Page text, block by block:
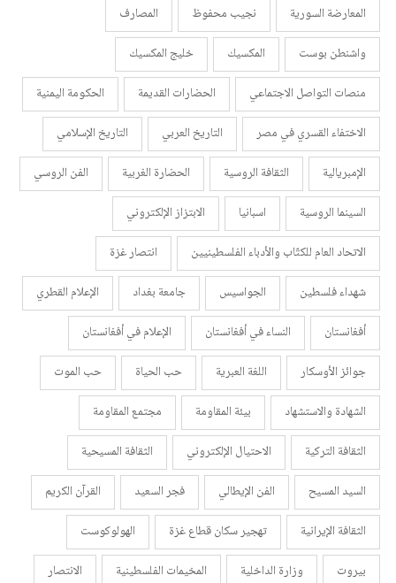
المعارضة السورية
نجيب محفوظ
المصارف
واشنطن بوست
المكسيك
خليج المكسيك
منصات التواصل الاجتماعي
الحضارات القديمة
الحكومة اليمنية
الاختفاء القسري في مصر
التاريخ العربي
التاريخ الإسلامي
الإمبريالية
الثقافة الروسية الحضارة الغربية
الفن الروسي
السينما الروسية
اسبانيا
الابتزاز الإلكتروني
الاتحاد العام للكتّاب والأدباء الفلسطينيين
انتصار غزة
شهداء فلسطين
الجواسيس جامعة بغداد
الإعلام القطري
أفغانستان
النساء في أفغانستان
الإعلام في أفغانستان
جوائز الأوسكار
اللغة العبرية حب الحياة
حب الموت
الشهادة والاستشهاد
بيئة المقاومة
مجتمع المقاومة
الثقافة التركية
الاحتيال الإلكتروني
الثقافة المسيحية
السيد المسيح
الفن الإيطالي فجر السعيد
القرآن الكريم
الثقافة الإيرانية
تهجير سكان قطاع غزة
الهولوكوست
بيروت
وزارة الداخلية المخيمات الفلسطينية
الانتصار